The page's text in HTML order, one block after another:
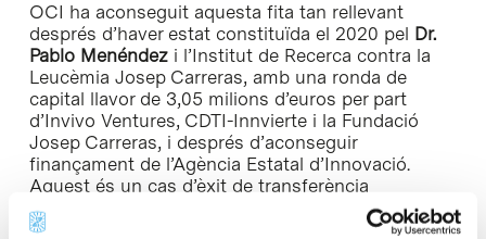
OCI ha aconseguit aquesta fita tan rellevant
després d’haver estat constituïda el 2020 pel Dr.
Pablo Menéndezi l’InstitutdeRecerca contra la
Leucèmia JosepCarreras, amb una ronda de
capital llavor de 3,05 milions d’euros per part
d’Invivo Ventures, CDTI-Innvierte i la Fundació
Josep Carreras, i després d’aconseguir
finançament de l’Agència Estatal d’Innovació.
Aquest és un cas d’èxit de transferència
tecnològica i de col·laboració publicoprivada, que
comporta una recuperació de la inversió pública